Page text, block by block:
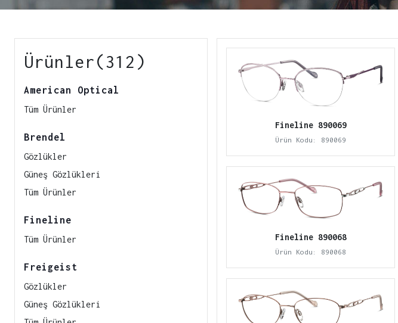
Ürünler(312)
American Optical
Tüm Ürünler
Brendel
Gözlükler
Güneş Gözlükleri
Tüm Ürünler
Fineline
Tüm Ürünler
Freigeist
Gözlükler
Güneş Gözlükleri
Fineline 890069
Ürün Kodu: 890069
Fineline 890068
Ürün Kodu: 890068